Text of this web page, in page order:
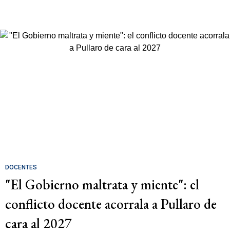
DOCENTES
"El Gobierno maltrata y miente": el
conflicto docente acorrala a Pullaro de
cara al 2027